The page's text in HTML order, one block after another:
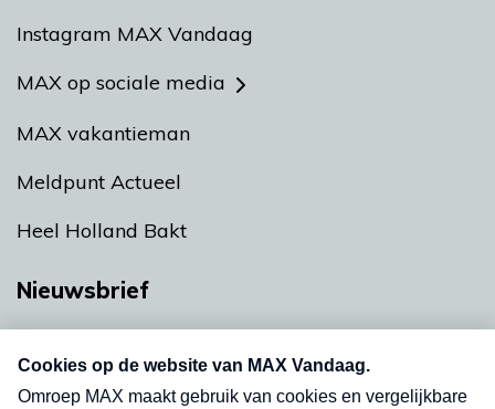
Instagram MAX Vandaag
MAX op sociale media
MAX vakantieman
Meldpunt Actueel
Heel Holland Bakt
Nieuwsbrief
nieuwsbrief. Elke vrijdag- en dinsdagochtend in
uw mailbox.